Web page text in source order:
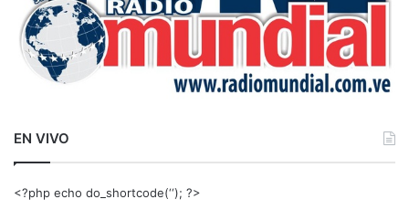
EN VIVO
<?php echo do_shortcode(‘‘); ?>